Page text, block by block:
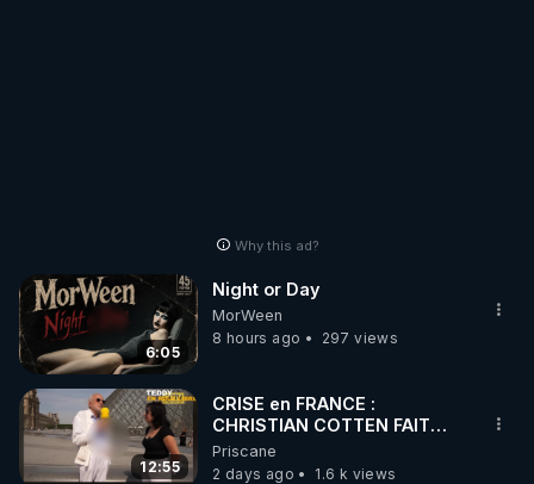
Why this ad?
6:05
Night or Day
MorWeen
8 hours ago
297 views
12:55
CRISE en FRANCE :
CHRISTIAN COTTEN FAIT
une étrange découverte
Priscane
2 days ago
1.6 k views